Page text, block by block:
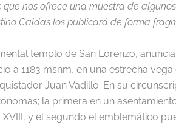
que nos ofrece una muestra de
Caldas los publicará de forma
templo de San Lorenzo,
a 1183 msnm, en una estrecha
Juan Vadillo. En su
la primera en un
y el segundo el emblemático